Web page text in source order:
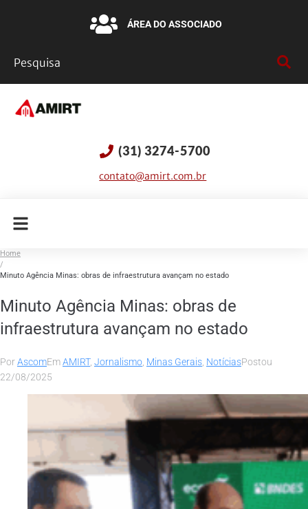
ÁREA DO ASSOCIADO
(31) 3274-5700
contato@amirt.com.br
Home
/
Minuto Agência Minas: obras de infraestrutura avançam no estado
Minuto Agência Minas: obras de
infraestrutura avançam no estado
PorAscomEmAMIRT, Jornalismo Minas Gerais NotíciasPostou
22/08/2025